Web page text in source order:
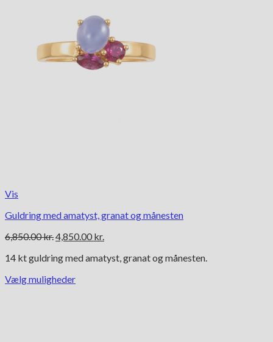
Vis
Guldring med amatyst, granat og månesten
6,850.00kr.Den
pris
6,850.00 kr..
4,850.00 kr.
pris
14 kt guldring med amatyst, granat og månesten.
Vælg muligheder